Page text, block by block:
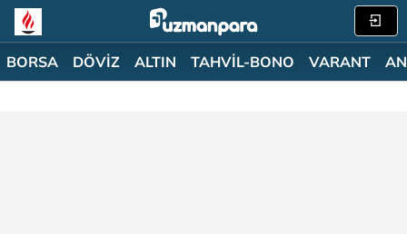
BORSA DÖVİZ ALTIN TAHVİL-BONO VARANT